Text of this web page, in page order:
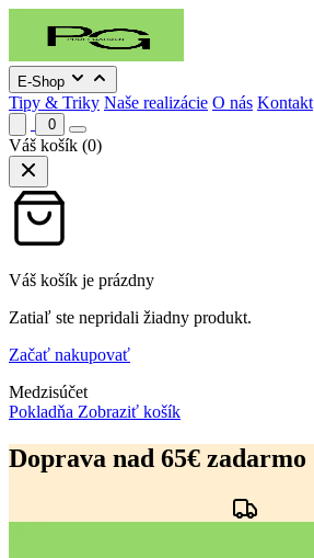
E-Shop
Tipy & Triky Naše realizácie O nás Kontakt
0
Váš košík (0)
Váš košík je prázdny
Zatiaľ ste nepridali žiadny produkt.
Začať nakupovať
Medzisúčet
Pokladňa Zobraziť košík
na
obsah
Doprava nad 65€ zadarmo